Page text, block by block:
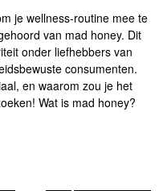
je wellness-routine mee te
van mad honey. Dit
onder liefhebbers van
consumenten.
en waarom zou je het
Wat is mad honey?